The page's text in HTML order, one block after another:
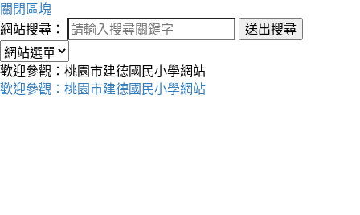
關閉區塊
網站搜尋：
送出搜尋
歡迎參觀：桃園市建德國民小學網站
歡迎參觀：桃園市建德國民小學網站